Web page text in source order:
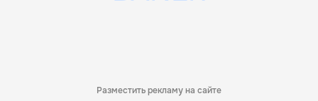
Разместить рекламу на сайте